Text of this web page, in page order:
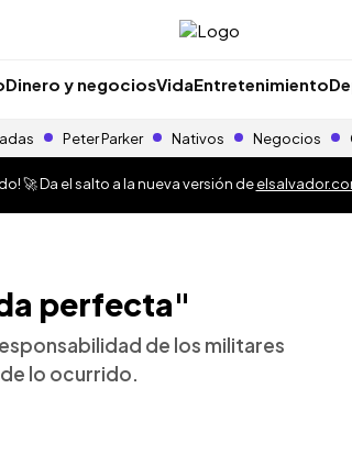
Dinero y negociosVidaEntretenimiento
Peter Parker Nativos Negocios
🚀 Da el salto a la nueva versión de
perfecta"
de los militares
lo ocurrido.